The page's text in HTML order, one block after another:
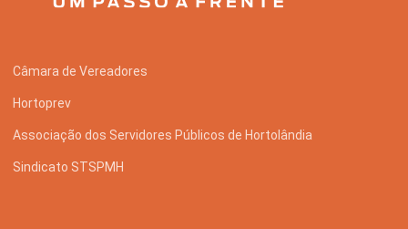
Câmara de Vereadores
Hortoprev
Associação dos Servidores Públicos de Hortolândia
Sindicato STSPMH